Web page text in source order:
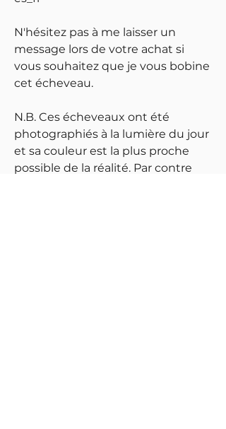
N'hésitez pas à me laisser un
message lors de votre achat si
vous souhaitez que je vous bobine
cet écheveau.
N.B. Ces écheveaux ont été
photographiés à la lumière du jour
et sa couleur est la plus proche
possible de la réalité. Par contre